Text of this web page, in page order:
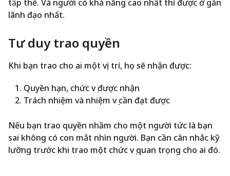
tập thể. Và người có khả năng cao nhất thì được ở gần
lãnh đạo nhất.
Tư duy trao quyền
Khi bạn trao cho ai một vị trí, họ sẽ nhận được:
Quyền hạn, chức vụ được nhận
Trách nhiệm và nhiệm vụ cần đạt được
Nếu bạn trao quyền nhầm cho một người tức là bạn
sai không có con mắt nhìn người. Bạn cần cân nhắc kỹ
lưỡng trước khi trao một chức vụ quan trọng cho ai đó.